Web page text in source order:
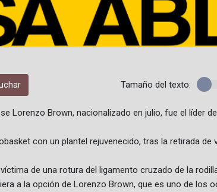
Tamaño del texto:
Lorenzo Brown, nacionalizado en julio, fue el líder
con un plantel rejuvenecido, tras la retirada de
de una rotura del ligamento cruzado de la
a la opción de Lorenzo Brown, que es uno de los